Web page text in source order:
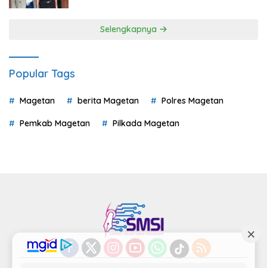
Selengkapnya
Popular Tags
Magetan berita Magetan Polres Magetan
Pemkab Magetan Pilkada Magetan